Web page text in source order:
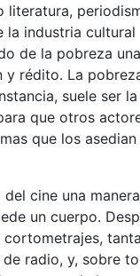
literatura,
la industria cultural
de la pobreza una
y rédito. La
suele ser la
que otros
que los asedian
cine una
un cuerpo.
radio, y, sobre